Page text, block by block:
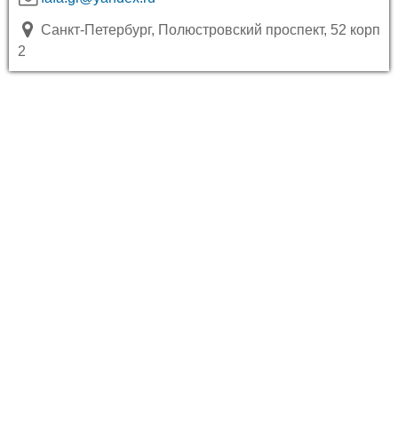
Санкт-Петербург, Полюстровский проспект, 52 корп
2